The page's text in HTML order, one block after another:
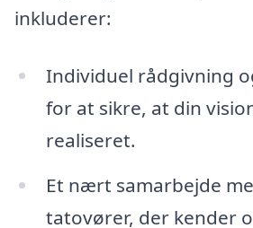
inkluderer:
Individuel rådgivning
for at sikre, at din
realiseret.
Et nært samarbejde
tatovører, der kender